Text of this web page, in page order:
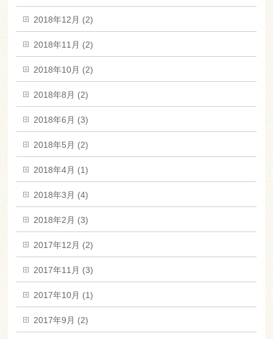
2018年12月 (2)
2018年11月 (2)
2018年10月 (2)
2018年8月 (2)
2018年6月 (3)
2018年5月 (2)
2018年4月 (1)
2018年3月 (4)
2018年2月 (3)
2017年12月 (2)
2017年11月 (3)
2017年10月 (1)
2017年9月 (2)